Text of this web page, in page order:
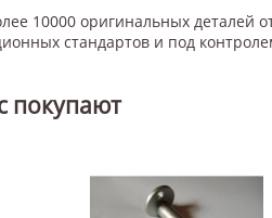
10000 оригинальных деталей
стандартов и под
покупают